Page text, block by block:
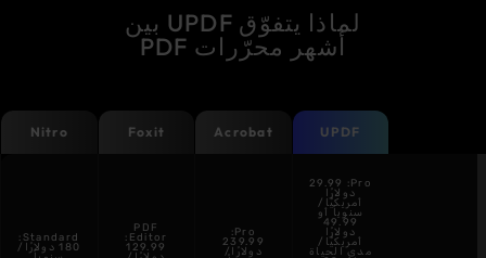
لماذا يتفوّق UPDF بين
أشهر محرّرات PDF
UPDF
Acrobat
Foxit
Nitro